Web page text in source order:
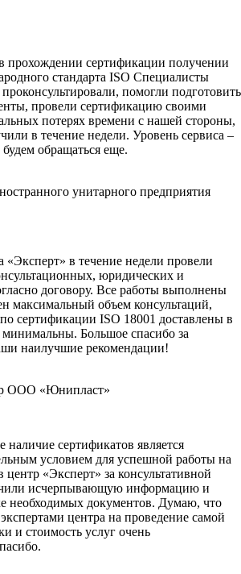
прохождении сертификации получении
стандарта ISO Специалисты
помогли подготовить
провели сертификацию своими
потерях времени с нашей стороны,
в течение недели. Уровень сервиса –
обращаться еще.
унитарного предприятия
в течение недели провели
юридических и
договору. Все работы выполнены
максимальный объем консультаций,
сертификации ISO 18001 доставлены в
Большое спасибо за
наилучшие рекомендации!
ООО «Юнипласт»
наличие сертификатов является
условием для успешной работы на
«Эксперт» за консультативной
исчерпывающую информацию и
необходимых документов. Думаю, что
центра на проведение самой
и стоимость услуг очень